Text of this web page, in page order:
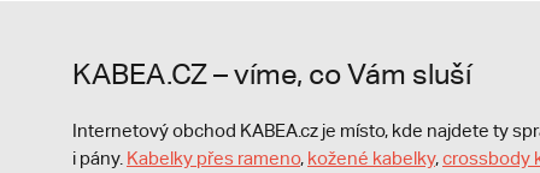
KABEA.CZ – víme, co Vám sluší
Internetový obchod KABEA.cz je místo, kde najdete ty
i pány. Kabelky přes rameno, kožené kabelky,crossbody